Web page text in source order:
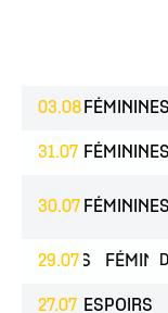
03.08 FÉMININES
31.07 FÉMININES
30.07 FÉMININES
29.07
JEUNES FÉMININES
27.07 ESPOIRS